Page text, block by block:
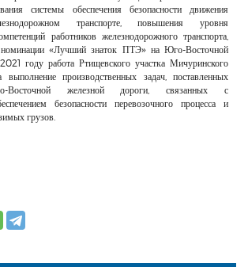
системы обеспечения безопасности движения
транспорте, повышения уровня
работников железнодорожного транспорта,
номинации «Лучший знаток ПТЭ» на Юго-Восточной
году работа Ртищевского участка Мичуринского
выполнение производственных задач, поставленных
Восточной железной дороги, связанных с
безопасности перевозочного процесса и
грузов.